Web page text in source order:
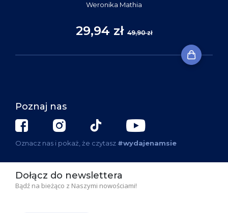
Weronika Mathia
29,94 zł 49,90 zł
Poznaj nas
Oznacz nas i pokaż, że czytasz #wydajenamsie
Dołącz do newslettera
Bądź na bieżąco z Naszymi nowościami!